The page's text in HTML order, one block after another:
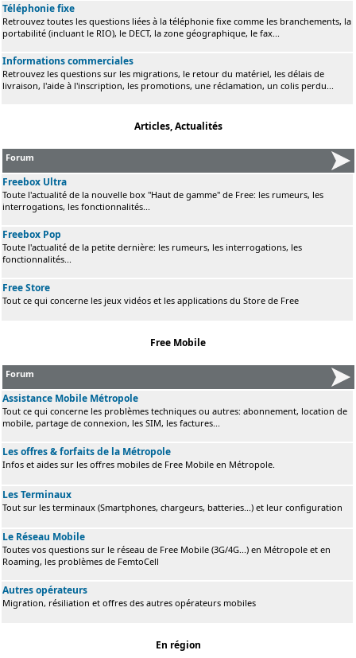
Téléphonie fixe
Retrouvez toutes les questions liées à la téléphonie fixe comme les branchements, la
portabilité (incluant le RIO), le DECT, la zone géographique, le fax...
Informations commerciales
Retrouvez les questions sur les migrations, le retour du matériel, les délais de
livraison, l'aide à l'inscription, les promotions, une réclamation, un colis perdu...
Articles, Actualités
Forum
Freebox Ultra
Toute l'actualité de la nouvelle box "Haut de gamme" de Free: les rumeurs, les
interrogations, les fonctionnalités...
Freebox Pop
Toute l'actualité de la petite dernière: les rumeurs, les interrogations, les
fonctionnalités...
Free Store
Tout ce qui concerne les jeux vidéos et les applications du Store de Free
Free Mobile
Forum
Assistance Mobile Métropole
Tout ce qui concerne les problèmes techniques ou autres: abonnement, location de
mobile, partage de connexion, les SIM, les factures...
Les offres & forfaits de la Métropole
Infos et aides sur les offres mobiles de Free Mobile en Métropole.
Les Terminaux
Tout sur les terminaux (Smartphones, chargeurs, batteries...) et leur configuration
Le Réseau Mobile
Toutes vos questions sur le réseau de Free Mobile (3G/4G...) en Métropole et en
Roaming, les problèmes de FemtoCell
Autres opérateurs
Migration, résiliation et offres des autres opérateurs mobiles
En région